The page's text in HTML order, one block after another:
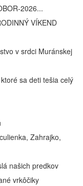
2026...
VÍKEND
v srdci Muránskej
sa deti tešia celý
Zahrajko,
našich predkov
vrkôčiky